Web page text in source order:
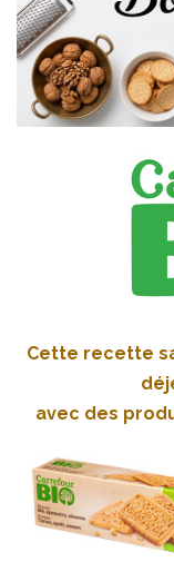
Cette recette
avec des